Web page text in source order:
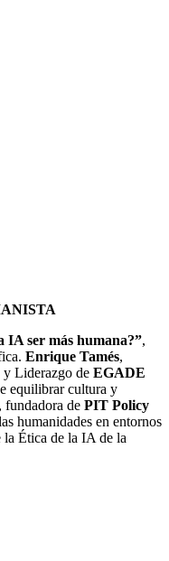
IA ser más humana?”,
Enrique Tamés,
y Liderazgo de EGADE
equilibrar cultura y
, fundadora de PIT Policy
humanidades en entornos
la Ética de la IA de la